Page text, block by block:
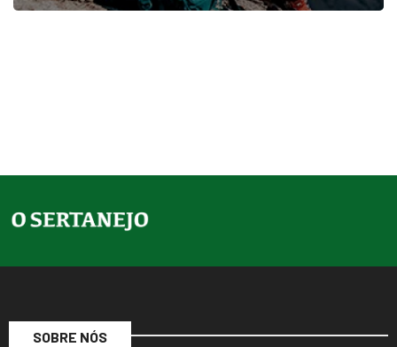
SOBRE NÓS